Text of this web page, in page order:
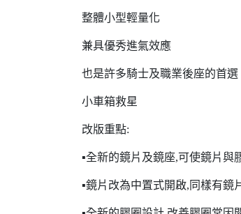
整體小型輕量化
兼具優秀進氣效應
也是許多騎士及職業後座的首選
小車箱救星
改版重點:
▪全新的鏡片及鏡座,可使鏡片與
▪鏡片改為中置式開啟,同樣有鏡